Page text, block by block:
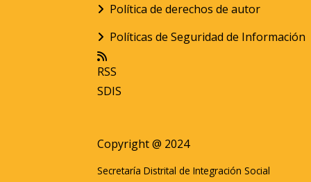
Política de derechos de autor
Políticas de Seguridad de Información
RSS
SDIS
Copyright @ 2024
Secretaría Distrital de Integración Social